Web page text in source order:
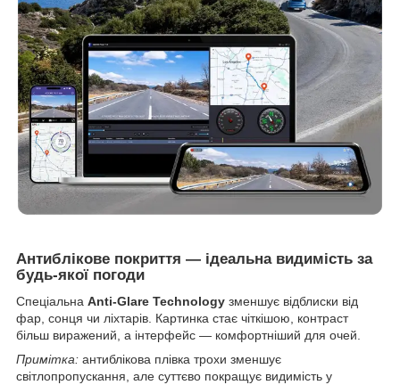
Антиблікове покриття — ідеальна видимість за
будь-якої погоди
Спеціальна Anti-Glare Technology зменшує відблиски від
фар, сонця чи ліхтарів. Картинка стає чіткішою, контраст
більш виражений, а інтерфейс — комфортніший для очей.
Примітка: антиблікова плівка трохи зменшує
світлопропускання, але суттєво покращує видимість у